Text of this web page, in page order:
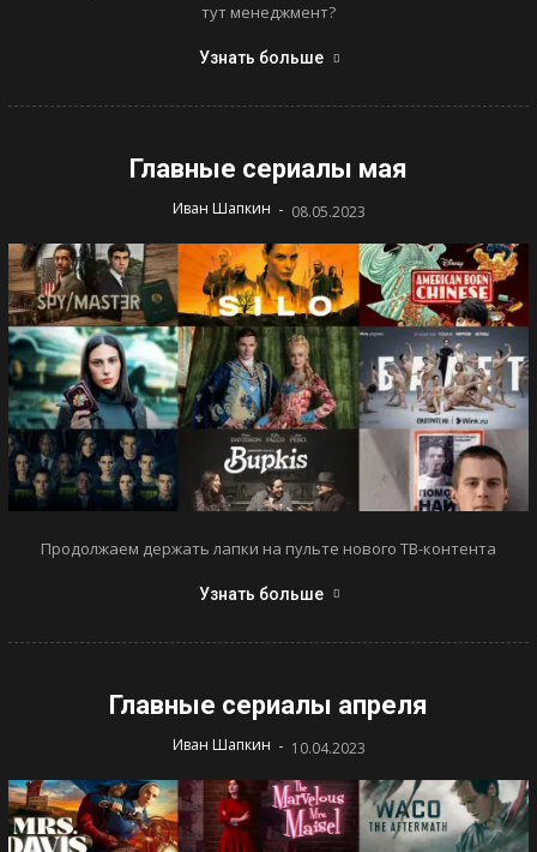
тут менеджмент?
Узнать больше
Главные сериалы мая
Иван Шапкин - 08.05.2023
Продолжаем держать лапки на пульте нового ТВ-контента
Узнать больше
Главные сериалы апреля
Иван Шапкин - 10.04.2023